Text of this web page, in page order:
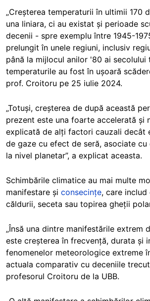
„Creșterea temperaturii în ultimii 170
una liniara, ci au existat și perioade
decenii - spre exemplu între 1945-
prelungit în unele regiuni, inclusiv
până la mijlocul anilor '80 ai secolului
temperaturile au fost în ușoară
prof. Croitoru pe 25 iulie 2024.
„Totuși, creșterea de după această
prezent este una foarte accelerată și
explicată de alți factori cauzali decât
de gaze cu efect de seră, asociate cu
la nivel planetar”, a explicat aceasta.
Schimbările climatice au mai multe
manifestare și consecințe, care includ
căldurii, seceta sau topirea gheții
„Însă una dintre manifestările extrem
este creșterea în frecvență, durata și
fenomenelor meteorologice extreme
actuala comparativ cu deceniile
profesorul Croitoru de la UBB.